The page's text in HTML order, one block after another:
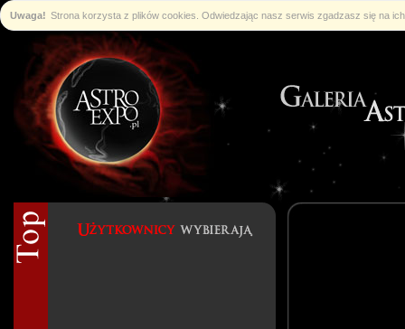
Uwaga! Strona korzysta z plików cookies. Odwiedzając nasz serwis zgadzasz się na